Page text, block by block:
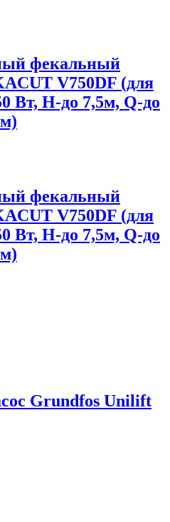
фекальный
V750DF (для
Вт, H-до 7,5м, Q-до
фекальный
V750DF (для
Вт, H-до 7,5м, Q-до
Grundfos Unilift